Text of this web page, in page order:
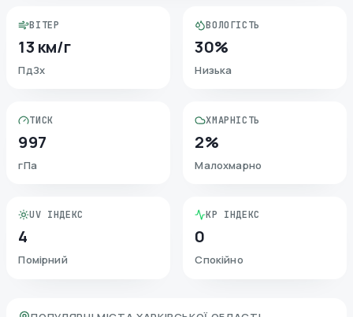
ВІТЕР
13 км/г
ПдЗх
ВОЛОГІСТЬ
30%
Низька
ТИСК
997
гПа
ХМАРНІСТЬ
2%
Малохмарно
UV ІНДЕКС
4
Помірний
KP ІНДЕКС
0
Спокійно